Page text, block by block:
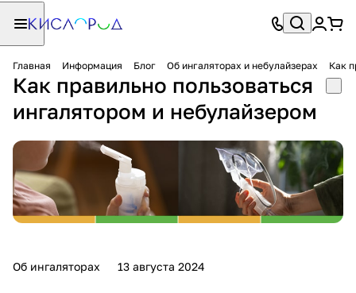
Главная Информация Блог Об ингаляторах и небулайзерах Как
Как правильно пользоваться
ингалятором и небулайзером
Об ингаляторах 13 августа 2024